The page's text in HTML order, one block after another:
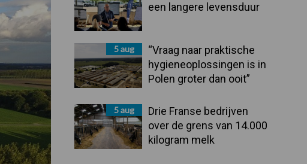
een langere levensduur
5 aug
“Vraag naar praktische
hygieneoplossingen is in
Polen groter dan ooit”
5 aug
Drie Franse bedrijven
over de grens van 14.000
kilogram melk